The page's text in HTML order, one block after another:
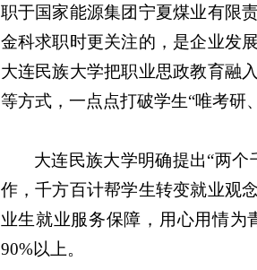
职于国家能源集团宁夏煤业有限
金科求职时更关注的，是企业发
大连民族大学把职业思政教育融
等方式，一点点打破学生“唯考研
大连民族大学明确提出“两
作，千方百计帮学生转变就业观
业生就业服务保障，用心用情为
90%以上。